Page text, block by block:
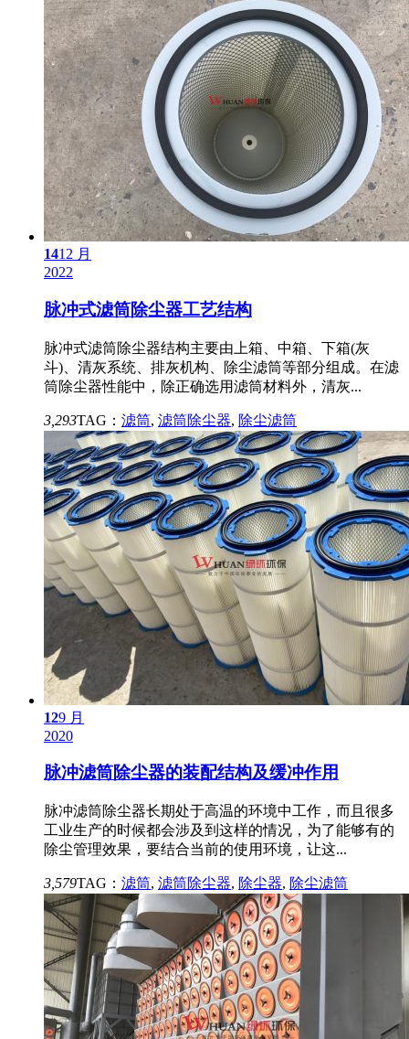
1412 月
2022
脉冲式滤筒除尘器工艺结构
脉冲式滤筒除尘器结构主要由上箱、中箱、下箱(灰
斗)、清灰系统、排灰机构、除尘滤筒等部分组成。在滤
筒除尘器性能中，除正确选用滤筒材料外，清灰...
3,293TAG： 滤筒, 滤筒除尘器, 除尘滤筒
129 月
2020
脉冲滤筒除尘器的装配结构及缓冲作用
脉冲滤筒除尘器长期处于高温的环境中工作，而且很多
工业生产的时候都会涉及到这样的情况，为了能够有的
除尘管理效果，要结合当前的使用环境，让这...
3,579TAG： 滤筒, 滤筒除尘器, 除尘器, 除尘滤筒